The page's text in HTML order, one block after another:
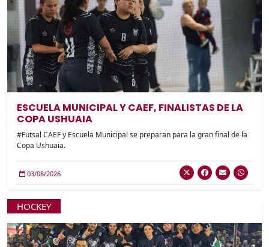
ESCUELA MUNICIPAL Y CAEF, FINALISTAS DE LA
COPA USHUAIA
#Futsal CAEF y Escuela Municipal se preparan para la gran final de la
Copa Ushuaia.
03/08/2026
HOCKEY